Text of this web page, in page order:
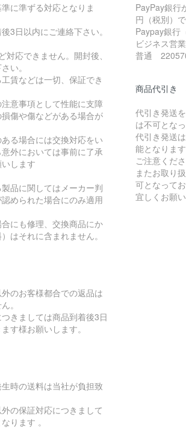
に準ずる対応となりま
3日以内にご連絡下さい。
対応できません。開封後、
い。
賃などは一切、保証でき
意事項として性能に支障
傷や傷などがある場合が
る場合には交換対応をい
外においては事前に了承
します
品に関してはメーカー判
められた場合にのみ適用
にも修理、交換商品にか
はそれに含まれません。
のお客様都合での返品は
。
きましては商品到着後3日
す様お願いします。
時の送料は当社が負担致
の保証対応につきまして
ります 。
PayPay銀行
円（税別）
Paypay銀行
ビジネス営
普通
商品代引き
代引き発送
は不可とな
代引き発送
能となります
ご注意くださ
またお取り
可となって
宜しくお願い